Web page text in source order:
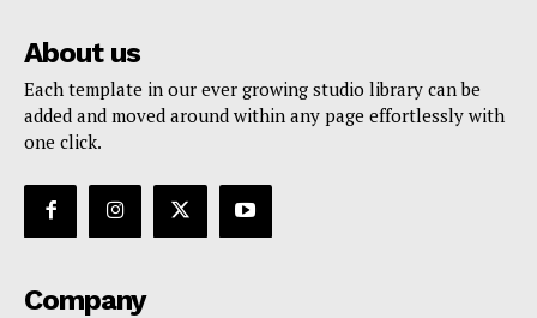
About us
Each template in our ever growing studio library can be
added and moved around within any page effortlessly with
one click.
Company